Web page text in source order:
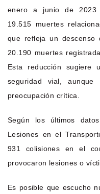
enero a junio de 2023
19.515 muertes
que refleja un descenso
20.190 muertes
Esta reducción sugiere
seguridad vial,
preocupación crítica.
Según los últimos
Lesiones en el
931 colisiones en el
provocaron lesiones o
Es posible que escucho